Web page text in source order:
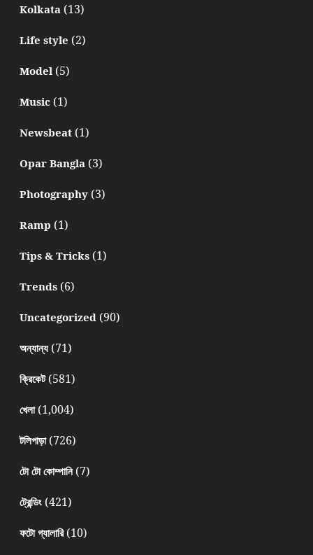
Kolkata(13)
Life style (2)
Model(5)
Music(1)
Newsbeat(1)
Opar Bangla(3)
Photography(3)
Ramp (1)
Tips & Tricks(1)
Trends(6)
Uncategorized(90)
অন্যান্য(71)
ক্রিকেট(581)
খেলা(1,004)
টলিপাড়া(726)
টো টো কোম্পানি(7)
ট্রেন্ডিং(421)
ফটো গ্যালারি(10)